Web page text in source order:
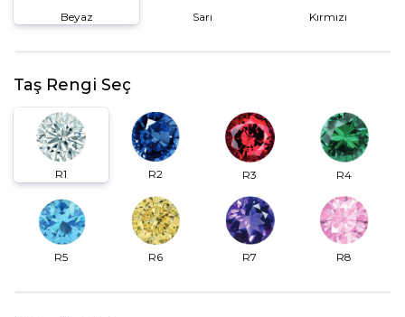
Beyaz Sarı Kırmızı
Taş Rengi Seç
R1 R2 R3 R4
R5 R6 R7 R8